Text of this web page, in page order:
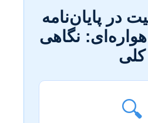
در پایان‌نامه
نگاهی
کلی
🔍